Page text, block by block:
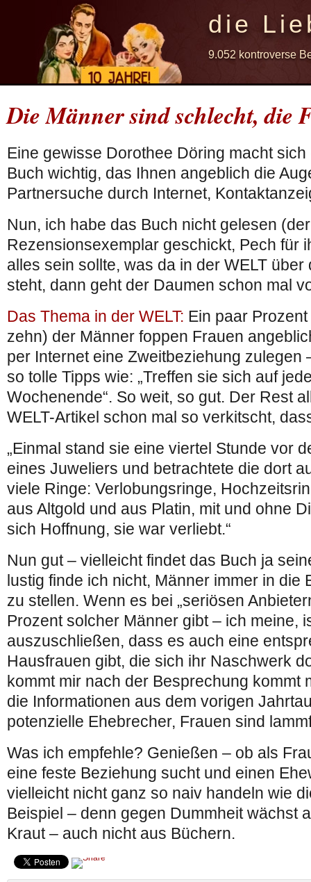
die
9.052 kontroverse
Die Männer sind schlecht, die
Eine gewisse Dorothee Döring macht
Buch wichtig, das Ihnen angeblich die
Partnersuche durch Internet,
Nun, ich habe das Buch nicht gelesen
Rezensionsexemplar geschickt, Pech für
alles sein sollte, was da in der WELT
steht, dann geht der Daumen schon mal
Das Thema in der WELT: Ein paar
zehn) der Männer foppen Frauen
per Internet eine Zweitbeziehung zulegen
so tolle Tipps wie: „Treffen sie sich auf
Wochenende“. So weit, so gut. Der Rest
WELT-Artikel schon mal so verkitscht,
„Einmal stand sie eine viertel Stunde vor
eines Juweliers und betrachtete die dort
viele Ringe: Verlobungsringe,
aus Altgold und aus Platin, mit und ohne
sich Hoffnung, sie war verliebt.“
Nun gut – vielleicht findet das Buch ja
lustig finde ich nicht, Männer immer in die
zu stellen. Wenn es bei „seriösen
Prozent solcher Männer gibt – ich meine,
auszuschließen, dass es auch eine
Hausfrauen gibt, die sich ihr Naschwerk
kommt mir nach der Besprechung kommt
die Informationen aus dem vorigen
potenzielle Ehebrecher, Frauen sind
Was ich empfehle? Genießen – ob als
eine feste Beziehung sucht und einen
vielleicht nicht ganz so naiv handeln wie
Beispiel – denn gegen Dummheit wächst
Kraut – auch nicht aus Büchern.